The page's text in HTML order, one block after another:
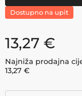
Dostupno na upit
13,27 €
Najniža prodajna
13,27 €